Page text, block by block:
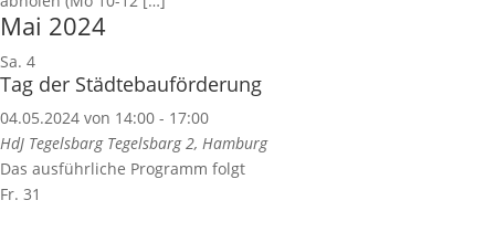
Mai 2024
Sa. 4
Tag der Städtebauförderung
04.05.2024 von 14:00 - 17:00
HdJ Tegelsbarg Tegelsbarg 2, Hamburg
Das ausführliche Programm folgt
Fr. 31